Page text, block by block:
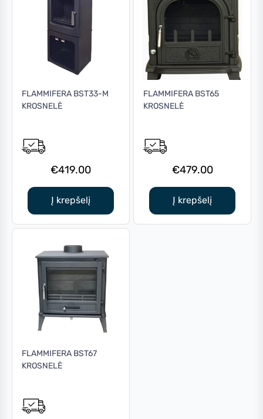
FLAMMIFERA BST33-M
KROSNELĖ
€419.00
Į krepšelį
FLAMMIFERA BST65
KROSNELĖ
€479.00
Į krepšelį
FLAMMIFERA BST67
KROSNELĖ